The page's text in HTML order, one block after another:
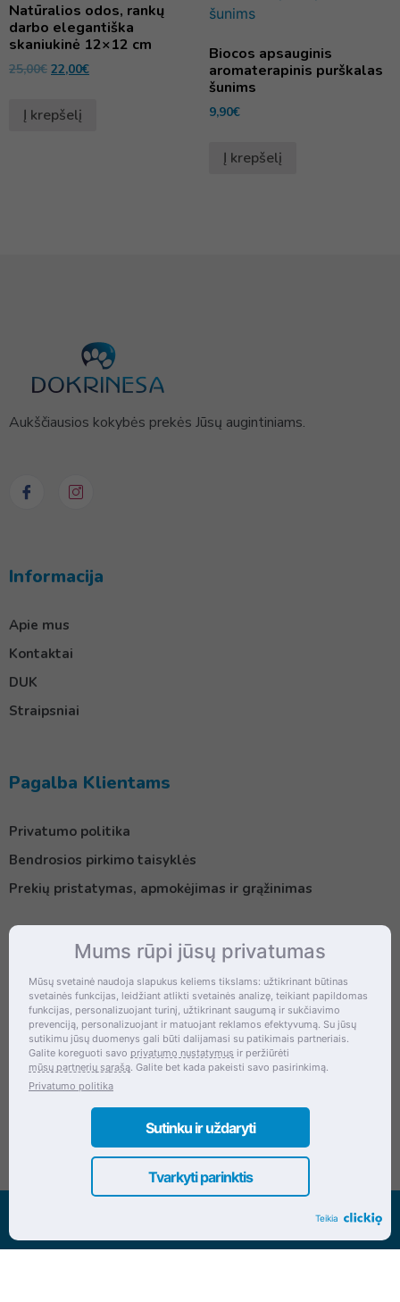
Natūralios odos, rankų
darbo elegantiška
skaniukinė 12×12 cm
25,00€ 22,00€
Į krepšelį
Biocos apsauginis
aromaterapinis purškalas
šunims
9,90€
Į krepšelį
Aukščiausios kokybės prekės Jūsų augintiniams.
Informacija
Apie mus
Kontaktai
DUK
Straipsniai
Pagalba Klientams
Privatumo politika
Bendrosios pirkimo taisyklės
Prekių pristatymas, apmokėjimas ir grąžinimas
Kontaktai
Šventupės g. 28, Kaunas, Lietuva
+370 (672) 27 650
info@dokrinesa.lt
MB PETHOMEPEOPLE
Įmonės kodas: 305695822
Visos teisės saugomos www.dokrinesa.lt
Mums rūpi jūsų privatumas
Mūsų svetainė naudoja slapukus keliems tikslams: užtikrinant būtinas
svetainės funkcijas, leidžiant atlikti svetainės analizę, teikiant papildomas
funkcijas, personalizuojant turinį, užtikrinant saugumą ir sukčiavimo
prevenciją, personalizuojant ir matuojant reklamos efektyvumą. Su jūsų
sutikimu jūsų duomenys gali būti dalijamasi su patikimais partneriais.
Galite koreguoti savo privatumo nustatymus ir peržiūrėti
mūsų partnerių sąrašą. Galite bet kada pakeisti savo pasirinkimą.
Privatumo politika
Tvarkyti parinktis
Sutinku ir uždaryti
Teikia